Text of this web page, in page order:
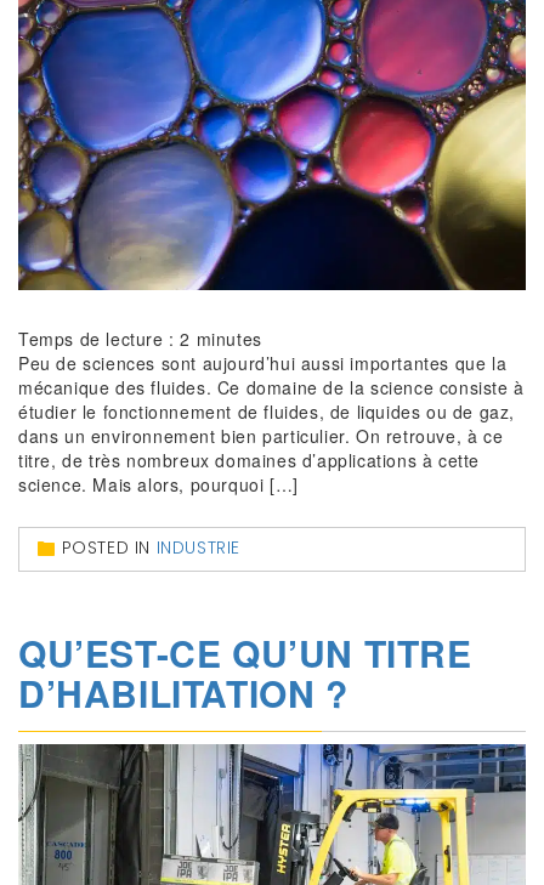
Temps de lecture :2 minutes
Peu de sciences sont aujourd’hui aussi importantes que la
mécanique des fluides. Ce domaine de la science consiste à
étudier le fonctionnement de fluides, de liquides ou de gaz,
dans un environnement bien particulier. On retrouve, à ce
titre, de très nombreux domaines d’applications à cette
science. Mais alors, pourquoi […]
POSTED IN INDUSTRIE
QU’EST-CE QU’UN TITRE
D’HABILITATION ?